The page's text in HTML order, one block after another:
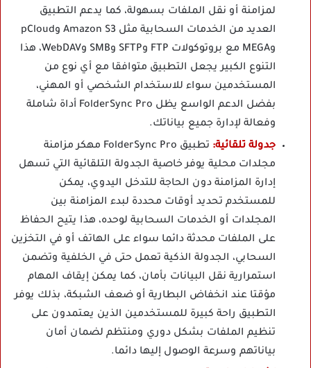
لمزامنة أو نقل الملفات بسهولة، كما يدعم التطبيق
العديد من الخدمات السحابية مثل Amazon S3 وpCloud
وMEGA مع بروتوكولات FTP وSFTP وSMB وWebDAV، هذا
التنوع الكبير يجعل التطبيق متوافقا مع أي نوع من
المستخدمين سواء للاستخدام الشخصي أو المهني،
بفضل الدعم الواسع يظل FolderSync Pro أداة شاملة
وفعالة لإدارة جميع بياناتك.
جدولة تلقائية:
تطبيق FolderSync Pro مهكر مزامنة
مجلدات محلية يوفر خاصية الجدولة التلقائية التي تسهل
إدارة المزامنة دون الحاجة للتدخل اليدوي، يمكن
للمستخدم تحديد أوقات محددة لبدء المزامنة بين
المجلدات أو الخدمات السحابية لوحده، هذا يتيح الحفاظ
على الملفات محدثة دائما سواء على الهاتف أو في التخزين
السحابي، الجدولة الذكية تعمل حتى في الخلفية وتضمن
استمرارية نقل البيانات بأمان، كما يمكن إيقاف المهام
مؤقتا عند انخفاض البطارية أو ضعف الشبكة، بذلك يوفر
التطبيق راحة كبيرة للمستخدمين الذين يعتمدون على
تنظيم الملفات بشكل دوري ومنتظم لضمان أمان
بياناتهم وسرعة الوصول إليها دائما.